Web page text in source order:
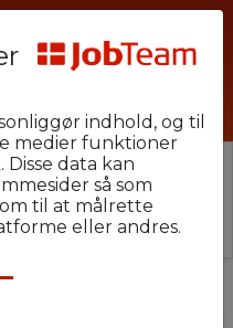
er udløbet.
men du kan
her.
indhold, og til
medier funktioner
Disse data kan
så som
til at målrette
eller andres.